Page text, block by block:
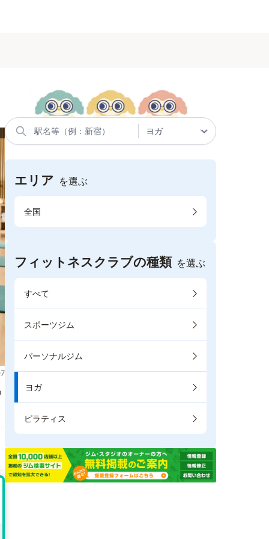
エリア を選ぶ
全国
フィットネスクラブの種類 を選ぶ
すべて
スポーツジム
パーソナルジム
ヨガ
ピラティス